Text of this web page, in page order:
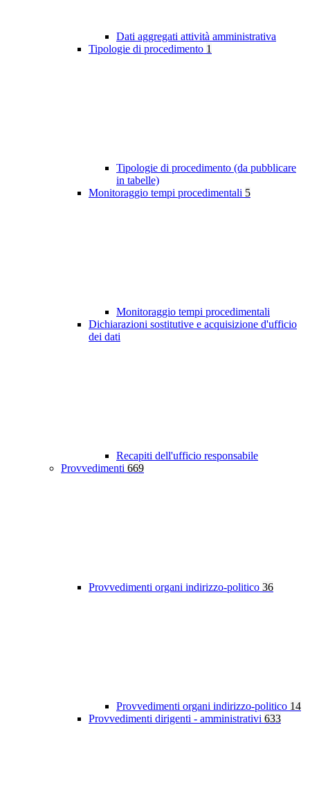
Dati aggregati attività amministrativa
Tipologie di procedimento 1
Tipologie di procedimento (da pubblicare
in tabelle)
Monitoraggio tempi procedimentali 5
Monitoraggio tempi procedimentali
Dichiarazioni sostitutive e acquisizione d'ufficio
dei dati
Recapiti dell'ufficio responsabile
Provvedimenti 669
Provvedimenti organi indirizzo-politico 36
Provvedimenti organi indirizzo-politico 14
Provvedimenti dirigenti - amministrativi 633